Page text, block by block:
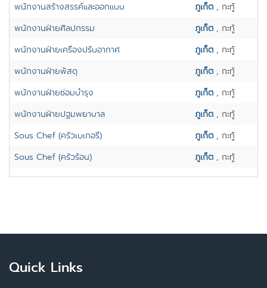
พนักงานสร้างสรรค์และออกแบบ
ภูเก็ต , กะทู้
พนักงานฝ่ายศิลปกรรม
ภูเก็ต , กะทู้
พนักงานฝ่ายเครื่องปรับอากาศ
ภูเก็ต , กะทู้
พนักงานฝ่ายพัสดุ
ภูเก็ต , กะทู้
พนักงานฝ่ายซ่อมบำรุง
ภูเก็ต , กะทู้
พนักงานฝ่ายปฐมพยาบาล
ภูเก็ต , กะทู้
Sous Chef (ครัวเบเกอรี่)
ภูเก็ต , กะทู้
Sous Chef (ครัวร้อน)
ภูเก็ต , กะทู้
Quick Links